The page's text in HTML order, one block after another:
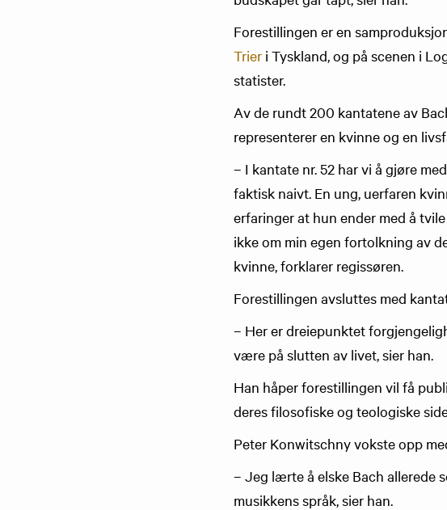
Forestillingen er en
Trier i Tyskland, og på scenen i
statister.
Av de rundt 200 kantatene av
representerer en kvinne og en
– I kantate nr. 52 har vi å gjøre
faktisk naivt. En ung, uerfaren
erfaringer at hun ender med å
ikke om min egen fortolkning av
kvinne, forklarer regissøren.
Forestillingen avsluttes med
– Her er dreiepunktet
være på slutten av livet, sier han.
Han håper forestillingen vil få
deres filosofiske og teologiske
Peter Konwitschny vokste opp
– Jeg lærte å elske Bach allerede
musikkens språk, sier han.